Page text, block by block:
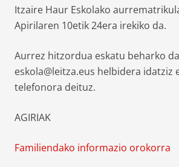
Itzaire Haur Eskolako
Apirilaren 10etik 24era irekiko da.
Aurrez hitzordua eskatu beharko
eskola@leitza.eus helbidera idatziz
telefonora deituz.
AGIRIAK
Familiendako informazio orokorra